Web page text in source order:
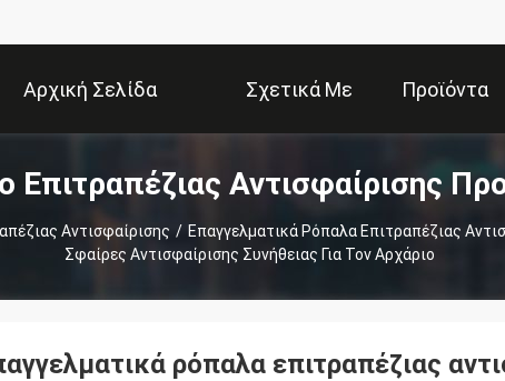
Αρχική Σελίδα Σχετικά Με
Εμάς
Προϊόντα
Επιτραπέζιας Αντισφαίρισης
Αντισφαίρισης / Επαγγελματικά Ρόπαλα Επιτραπέζιας
Σφαίρες Αντισφαίρισης Συνήθειας Για Τον Αρχάριο
ρόπαλα επιτραπέζιας